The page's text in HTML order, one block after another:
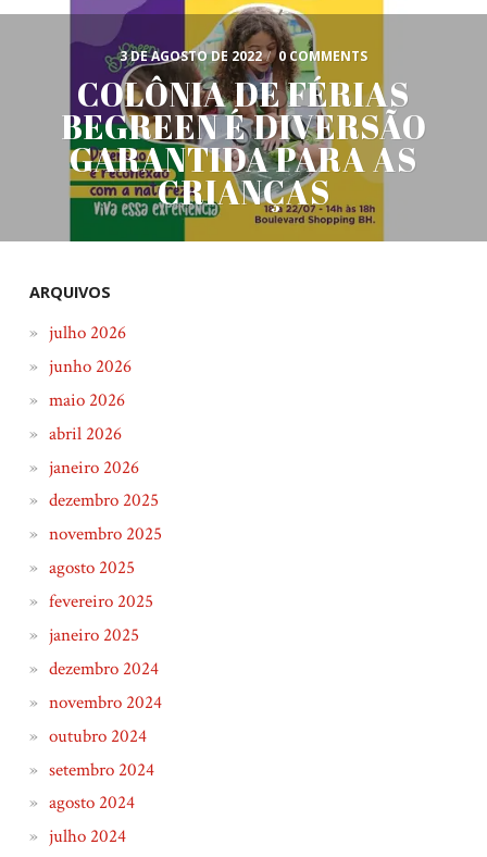
3 DE AGOSTO DE 2022 / 0 COMMENTS
COLÔNIA DE FÉRIAS
BEGREEN É DIVERSÃO
GARANTIDA PARA AS
CRIANÇAS
ARQUIVOS
julho 2026
junho 2026
maio 2026
abril 2026
janeiro 2026
dezembro 2025
novembro 2025
agosto 2025
fevereiro 2025
janeiro 2025
dezembro 2024
novembro 2024
outubro 2024
setembro 2024
agosto 2024
julho 2024